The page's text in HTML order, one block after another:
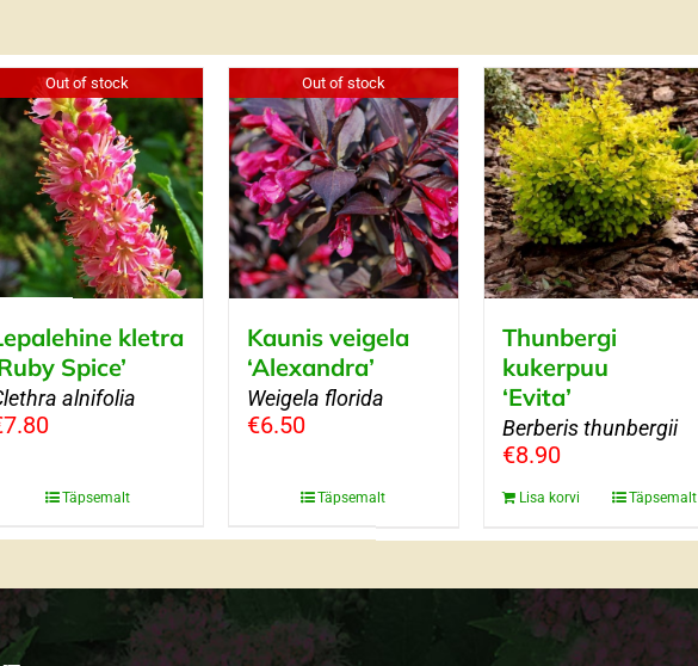
Out of stock
kletra
Spice’
alnifolia
7.80
Täpsemalt
Out of stock
Kaunis veigela
‘Alexandra’
Weigela florida
€6.50
Täpsemalt
Thunbergi
kukerpuu
‘Evita’
Berberis thunbergii
€8.90
Lisa korvi Täpsemalt